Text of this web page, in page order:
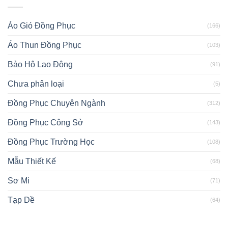
Áo Gió Đồng Phục (166)
Áo Thun Đồng Phục (103)
Bảo Hộ Lao Động (91)
Chưa phân loại (5)
Đồng Phục Chuyên Ngành (312)
Đồng Phục Công Sở (143)
Đồng Phục Trường Học (108)
Mẫu Thiết Kế (68)
Sơ Mi (71)
Tạp Dề (64)